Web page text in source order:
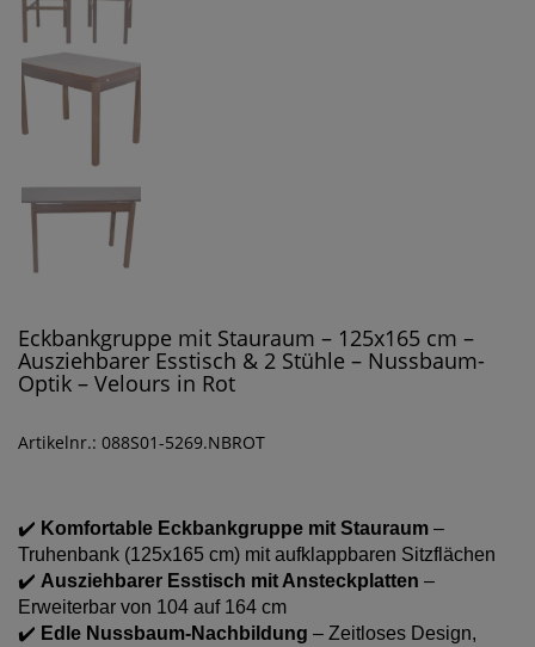
Eckbankgruppe mit Stauraum – 125x165 cm –
Ausziehbarer Esstisch & 2 Stühle – Nussbaum-
Optik – Velours in Rot
Artikelnr.: 088S01-5269.NBROT
✔️ Komfortable Eckbankgruppe mit Stauraum –
Truhenbank (125x165 cm) mit aufklappbaren Sitzflächen
✔️ Ausziehbarer Esstisch mit Ansteckplatten –
Erweiterbar von 104 auf 164 cm
✔️ Edle Nussbaum-Nachbildung – Zeitloses Design,